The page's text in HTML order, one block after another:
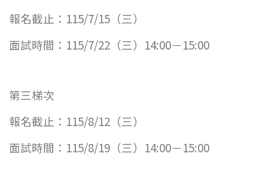
報名截止：115/7/15（三）
面試時間：115/7/22（三）14:00－15:00
第三梯次
報名截止：115/8/12（三）
面試時間：115/8/19（三）14:00－15:00